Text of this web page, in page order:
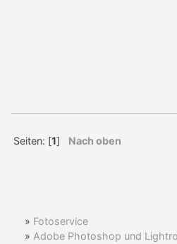
Seiten: [1] Nach oben
» Fotoservice
» Adobe Photoshop und